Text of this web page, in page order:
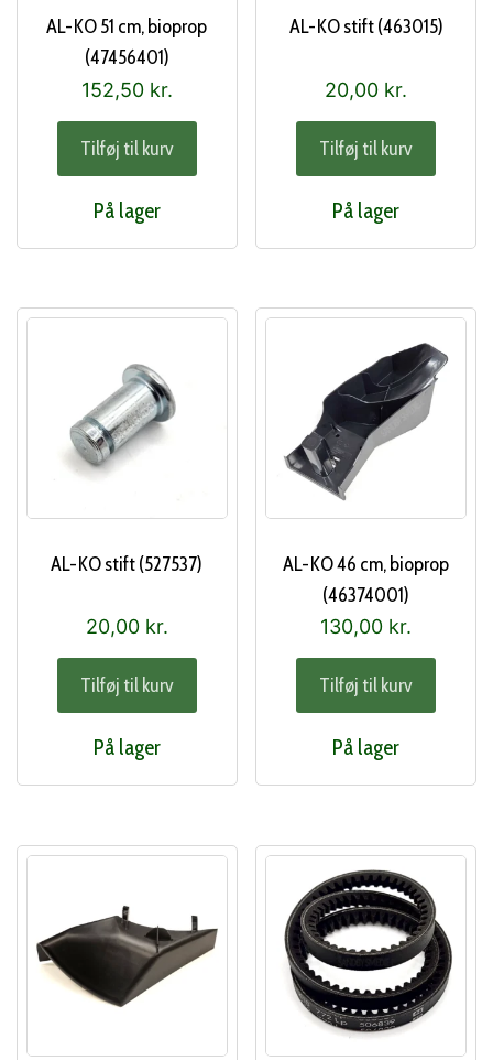
AL-KO 51 cm, bioprop
(47456401)
152,50 kr.
Tilføj til kurv
På lager
AL-KO stift (463015)
20,00 kr.
Tilføj til kurv
På lager
AL-KO stift (527537)
20,00 kr.
Tilføj til kurv
På lager
AL-KO 46 cm, bioprop
(46374001)
130,00 kr.
Tilføj til kurv
På lager